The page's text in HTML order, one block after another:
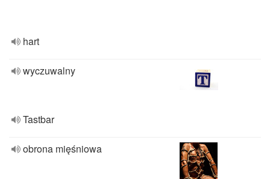
hart
wyczuwalny
Tastbar
obrona mięśniowa